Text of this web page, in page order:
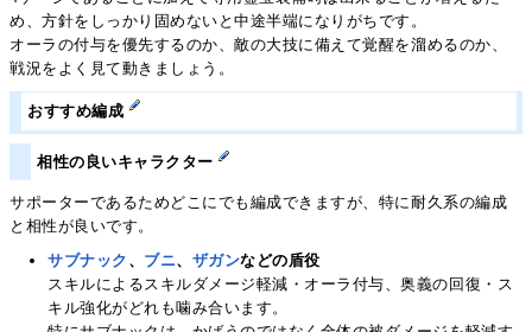
め、方針をしっかり固めないと中途半端になりがちです。
オーラの付与を優先するのか、敵の大技に備えて覚醒を溜めるのか、
戦況をよく見て動きましょう。
おすすめ編成
相性の良いキャラクター
サポーターであるためどこにでも編成できますが、特に耐久系の編成
と相性が良いです。
サブナック 、 ブニ、 ザガンなどの盾役
スキルによるスキルダメージ軽減・オーラ付与、奥義の回復・ス
キル強化がどれも噛み合います。